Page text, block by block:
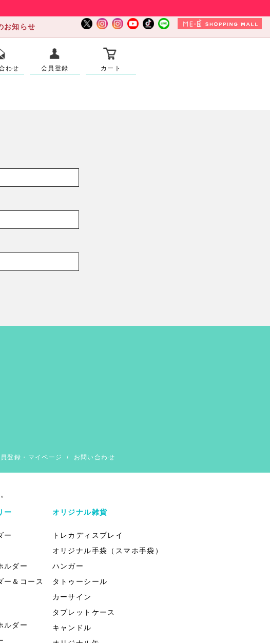
お知らせ
わせ 会員登録 カート
登録・マイページ / お問い合わせ
ー
ー
ルダー
ー＆コース
ルダー
オリジナル雑貨
トレカディスプレイ
オリジナル手袋（スマホ手袋）
ハンガー
タトゥーシール
カーサイン
タブレットケース
キャンドル